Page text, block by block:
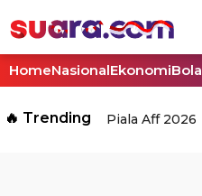
HomeNasionalEkonomiBola
🔥 Trending Piala Aff 2026